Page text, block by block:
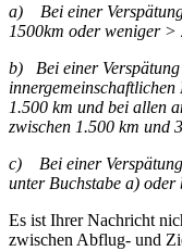
a) Bei einer Verspätung
1500km oder weniger >
b) Bei einer
1.500 km und bei allen
zwischen 1.500 km und
c) Bei einer
unter Buchstabe a)
Es ist Ihrer Nachricht
zwischen Abflug- und